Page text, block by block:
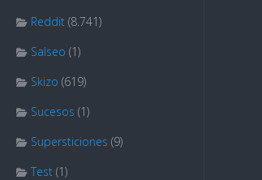
Reddit (8.741)
Salseo (1)
Skizo (619)
Sucesos (1)
Supersticiones (9)
Test (1)